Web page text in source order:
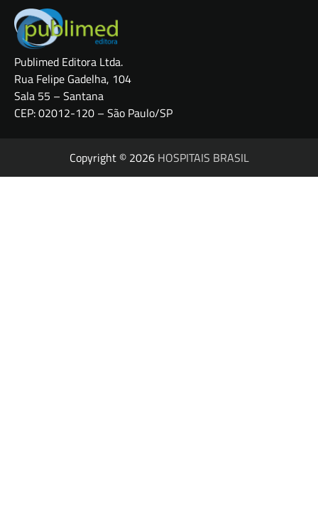
Publimed Editora Ltda.
Rua Felipe Gadelha, 104
Sala 55 – Santana
CEP: 02012-120 – São Paulo/SP
Copyright © 2026 HOSPITAIS BRASIL